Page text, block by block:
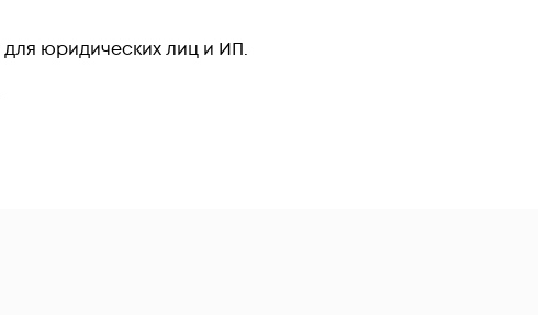
юридических лиц и ИП.